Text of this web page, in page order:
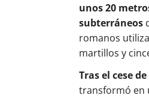
unos 20
subterráneos
romanos
martillos y
Tras el cese
transformó en